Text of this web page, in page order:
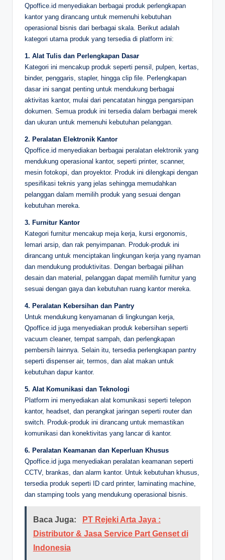
Qpoffice.id menyediakan berbagai produk perlengkapan
kantor yang dirancang untuk memenuhi kebutuhan
operasional bisnis dari berbagai skala. Berikut adalah
kategori utama produk yang tersedia di platform ini:
1. Alat Tulis dan Perlengkapan Dasar
Kategori ini mencakup produk seperti pensil, pulpen, kertas,
binder, penggaris, stapler, hingga clip file. Perlengkapan
dasar ini sangat penting untuk mendukung berbagai
aktivitas kantor, mulai dari pencatatan hingga pengarsipan
dokumen. Semua produk ini tersedia dalam berbagai merek
dan ukuran untuk memenuhi kebutuhan pelanggan.
2. Peralatan Elektronik Kantor
Qpoffice.id menyediakan berbagai peralatan elektronik yang
mendukung operasional kantor, seperti printer, scanner,
mesin fotokopi, dan proyektor. Produk ini dilengkapi dengan
spesifikasi teknis yang jelas sehingga memudahkan
pelanggan dalam memilih produk yang sesuai dengan
kebutuhan mereka.
3. Furnitur Kantor
Kategori furnitur mencakup meja kerja, kursi ergonomis,
lemari arsip, dan rak penyimpanan. Produk-produk ini
dirancang untuk menciptakan lingkungan kerja yang nyaman
dan mendukung produktivitas. Dengan berbagai pilihan
desain dan material, pelanggan dapat memilih furnitur yang
sesuai dengan gaya dan kebutuhan ruang kantor mereka.
4. Peralatan Kebersihan dan Pantry
Untuk mendukung kenyamanan di lingkungan kerja,
Qpoffice.id juga menyediakan produk kebersihan seperti
vacuum cleaner, tempat sampah, dan perlengkapan
pembersih lainnya. Selain itu, tersedia perlengkapan pantry
seperti dispenser air, termos, dan alat makan untuk
kebutuhan dapur kantor.
5. Alat Komunikasi dan Teknologi
Platform ini menyediakan alat komunikasi seperti telepon
kantor, headset, dan perangkat jaringan seperti router dan
switch. Produk-produk ini dirancang untuk memastikan
komunikasi dan konektivitas yang lancar di kantor.
6. Peralatan Keamanan dan Keperluan Khusus
Qpoffice.id juga menyediakan peralatan keamanan seperti
CCTV, brankas, dan alarm kantor. Untuk kebutuhan khusus,
tersedia produk seperti ID card printer, laminating machine,
dan stamping tools yang mendukung operasional bisnis.
Baca Juga:
PT Rejeki Arta Jaya :
Distributor & Jasa Service Part Genset di
Indonesia